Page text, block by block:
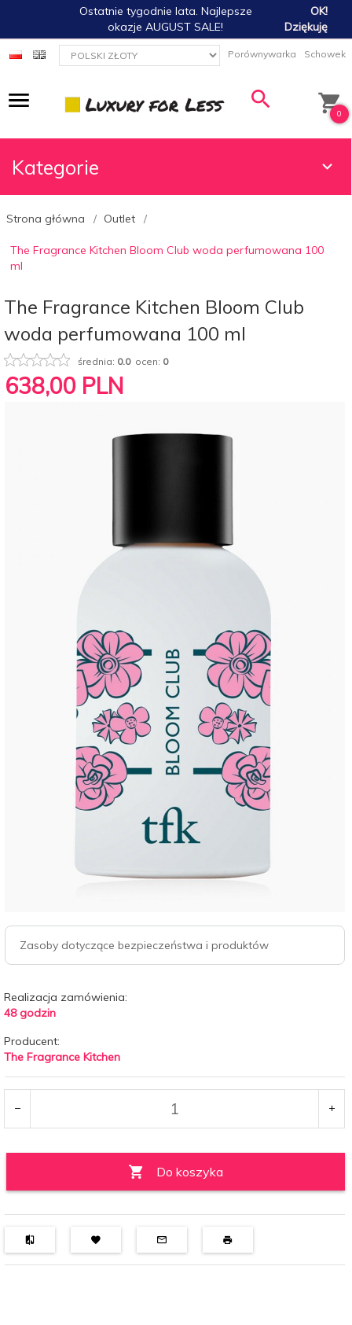
Ostatnie tygodnie lata. Najlepsze
okazje AUGUST SALE!
OK!
Dziękuję
currency_h Porównywarka Schowek
0
Kategorie
Strona główna Outlet
The Fragrance Kitchen Bloom Club woda perfumowana 100
ml
The Fragrance Kitchen Bloom Club
woda perfumowana 100 ml
średnia: 0.0ocen: 0
638,00 PLN
Zasoby dotyczące bezpieczeństwa i produktów
Realizacja zamówienia:
48 godzin
Producent:
The Fragrance Kitchen
Do koszyka